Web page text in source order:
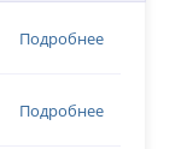
Подробнее
Подробнее